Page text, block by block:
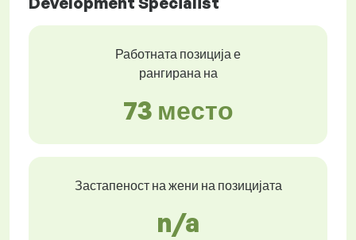
Работната позиција е
рангирана на
73 место
Застапеност на жени на позицијата
n/a